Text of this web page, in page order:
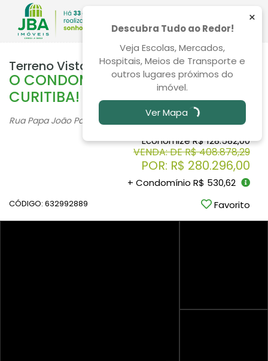
Terreno Vista Alegre 205m²
O CONDOMÍNIO QUE FALTAVA EM
CURITIBA!
Rua Papa João Paulo I, 151, Vista Alegre - Curitiba
Economize R$ 128.582,00
VENDA: DE R$ 408.878,29
POR: R$ 280.296,00
+ Condomínio R$ 530,62
CÓDIGO: 632992889 Favorito
×
Descubra Tudo ao Redor!
Veja Escolas, Mercados,
Hospitais, Meios de Transporte e
outros lugares próximos do
imóvel.
Ver Mapa